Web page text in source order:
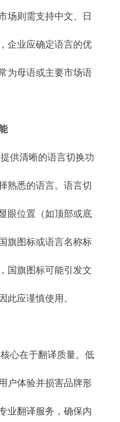
场则需支持中文、日
企业应确定语言的优
为母语或主要市场语
供清晰的语言切换功
熟悉的语言。语言切
眼位置（如顶部或底
旗图标或语言名称标
国旗图标可能引发文
此应谨慎使用。
心在于翻译质量。低
户体验并损害品牌形
业翻译服务，确保内